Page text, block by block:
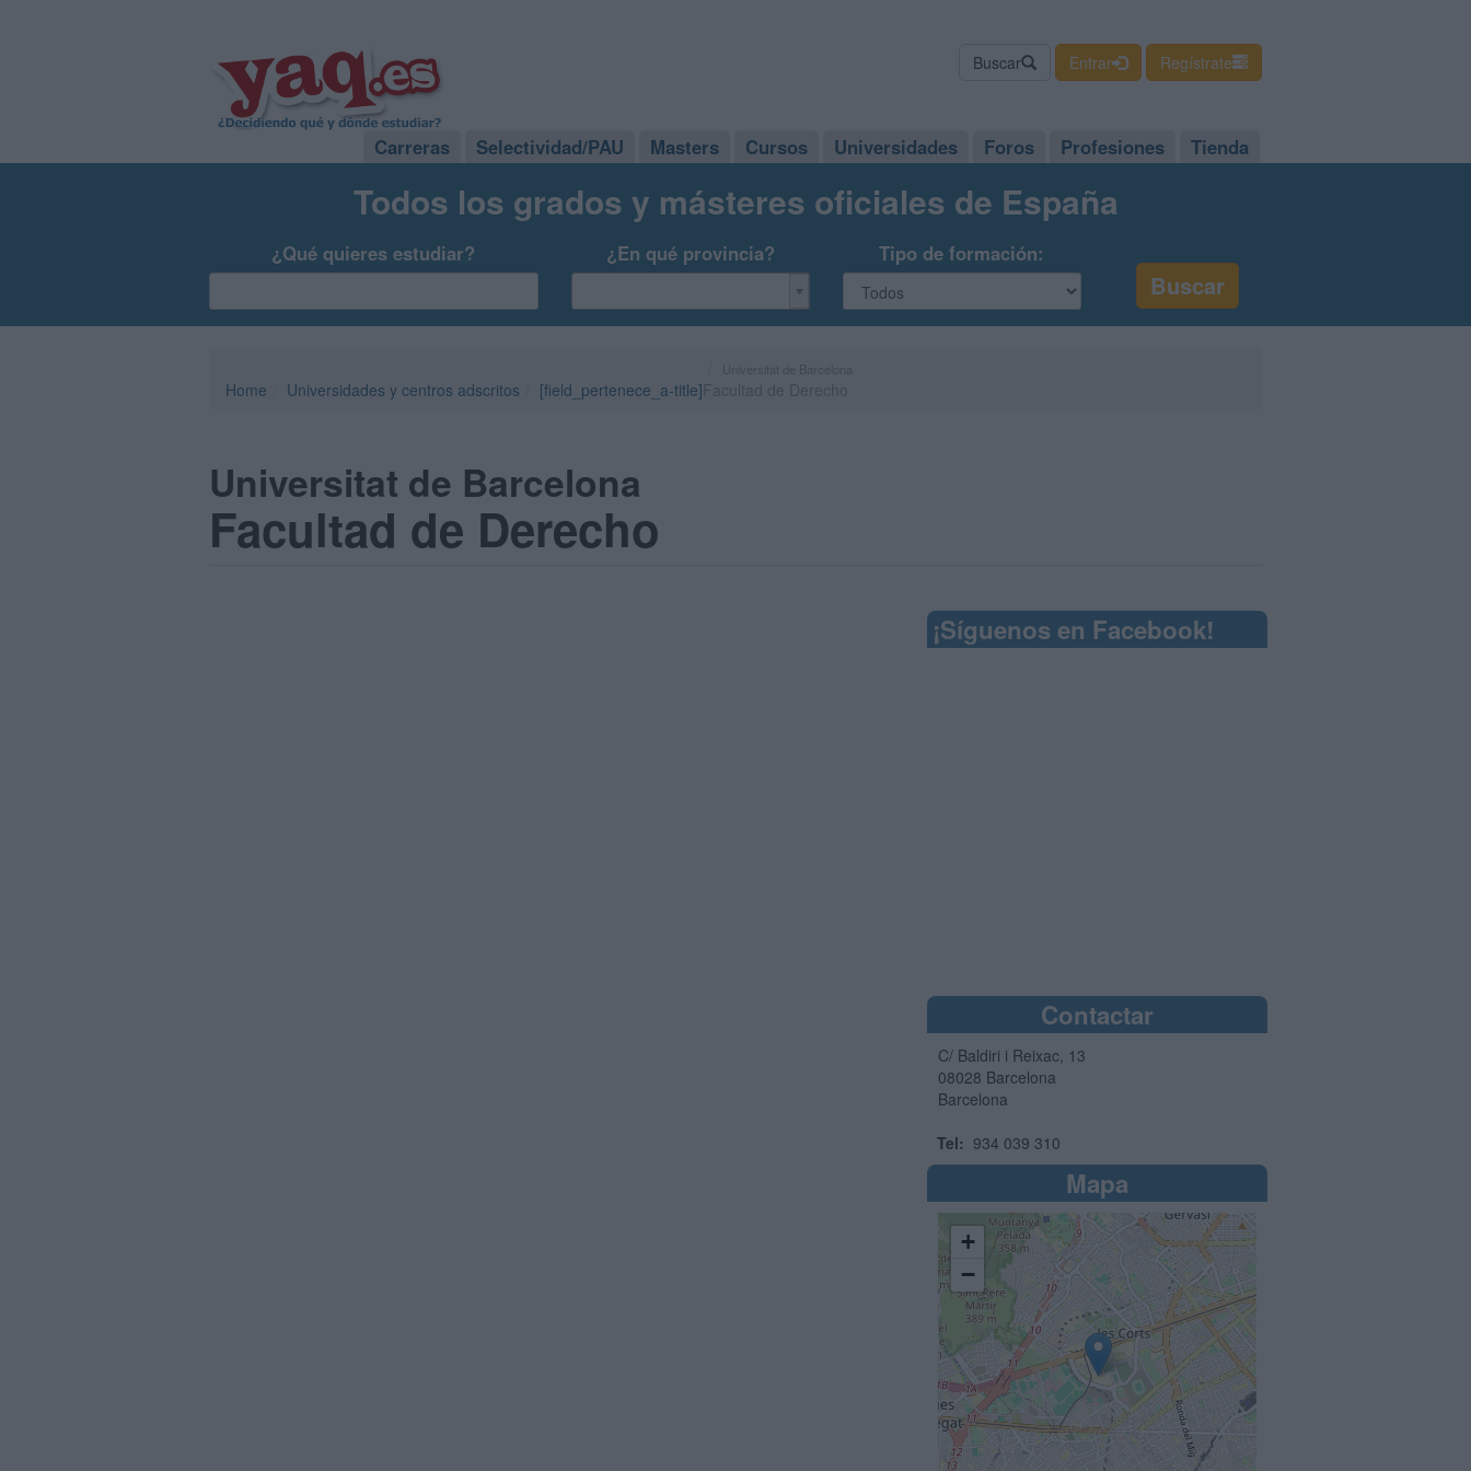
Buscar Entrar Regístrate
Carreras Selectividad/PAU Masters Cursos Universidades Foros Profesiones Tienda
Todos los grados y másteres oficiales de España
¿Qué quieres estudiar? ¿En qué provincia? Tipo de formación:
Home Universidades y centros adscritos [field_pertenece_a-title]
Universitat de Barcelona
Facultad de Derecho
¡Síguenos en Facebook!
Contactar
C/ Baldiri i Reixac, 13
08028 Barcelona
Barcelona
Tel: 934 039 310
Mapa
+
−